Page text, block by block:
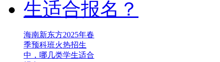
海南新东方2025年春
季预科班火热招生
中，哪几类学生适合